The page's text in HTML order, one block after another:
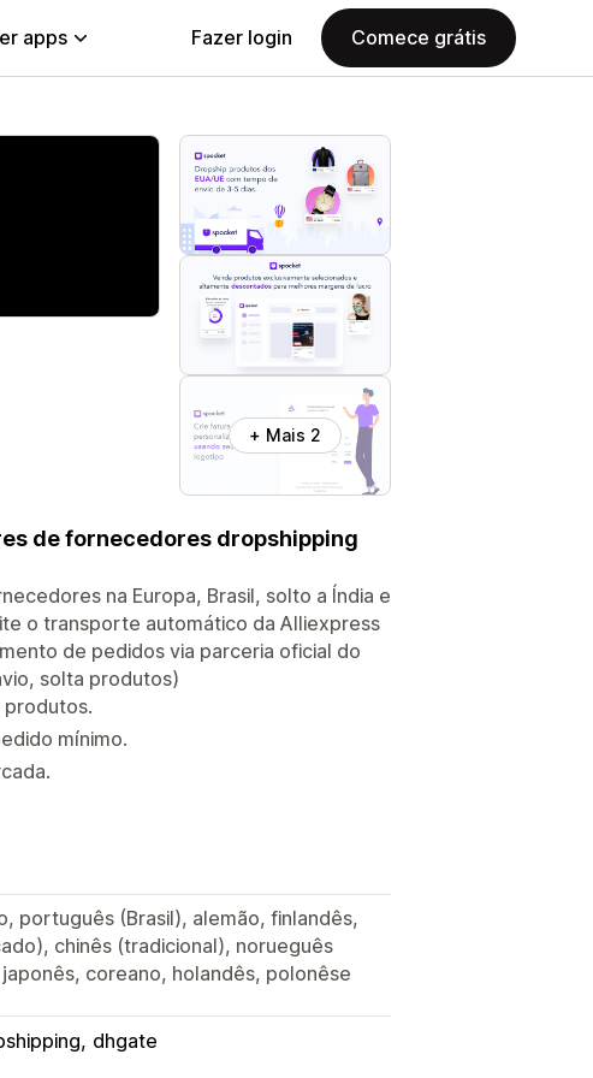
apps Fazer login Comece grátis
+ Mais 2
de fornecedores dropshipping
na Europa, Brasil, solto a Índia e
o transporte automático da Alliexpress
de pedidos via parceria oficial do
solta produtos)
produtos.
mínimo.
português (Brasil), alemão, finlandês,
chinês (tradicional), norueguês
coreano, holandês, polonêse
dhgate